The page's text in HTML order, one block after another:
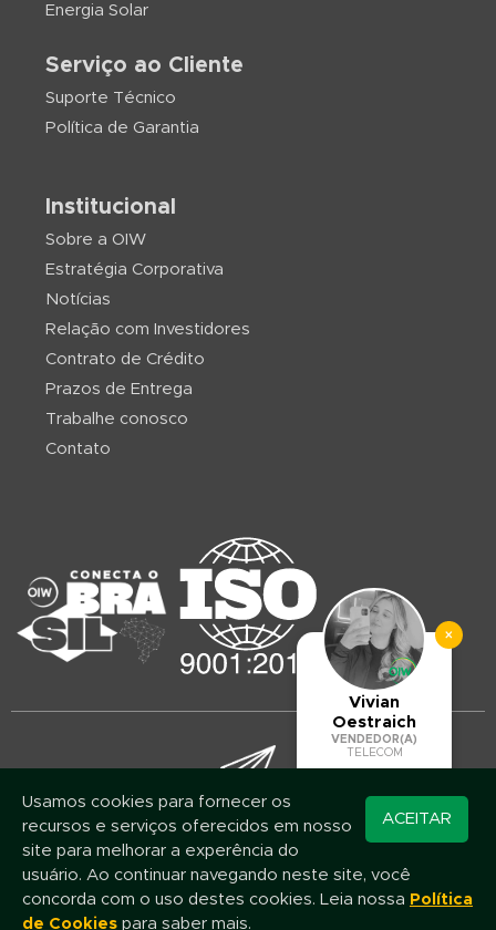
Energia Solar
Serviço ao Cliente
Suporte Técnico
Política de Garantia
Institucional
Sobre a OIW
Estratégia Corporativa
Notícias
Relação com Investidores
Contrato de Crédito
Prazos de Entrega
Trabalhe conosco
Contato
Mantenha-se atualizado!
Assine nossa newsletter e fique por dentro das novidades e promoções
Nome
×
Vivian
Oestraich
VENDEDOR(A)
TELECOM
WhatsApp
ACEITAR
Usamos cookies para fornecer os
recursos e serviços oferecidos em nosso
site para melhorar a experência do
usuário. Ao continuar navegando neste site, você
concorda com o uso destes cookies. Leia nossa Política
de Cookies para saber mais.